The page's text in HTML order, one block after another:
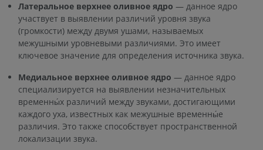
Латеральное верхнее оливное ядро — данное ядро
участвует в выявлении различий уровня звука
(громкости) между двумя ушами, называемых
межушными уровневыми различиями. Это имеет
ключевое значение для определения источника звука.
Медиальное верхнее оливное ядро — данное ядро
специализируется на выявлении незначительных
временны́х различий между звуками, достигающими
каждого уха, известных как межушные временны́е
различия. Это также способствует пространственной
локализации звука.